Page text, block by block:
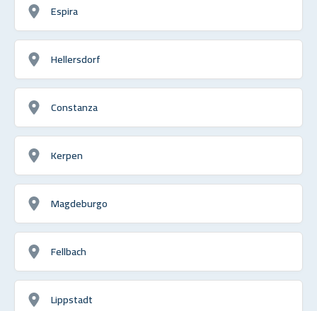
Espira
Hellersdorf
Constanza
Kerpen
Magdeburgo
Fellbach
Lippstadt